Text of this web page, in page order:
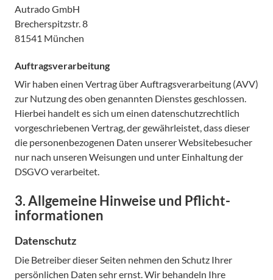
Autrado GmbH
Brecherspitzstr. 8
81541 München
Auftragsverarbeitung
Wir haben einen Vertrag über Auftragsverarbeitung (AVV)
zur Nutzung des oben genannten Dienstes geschlossen.
Hierbei handelt es sich um einen datenschutzrechtlich
vorgeschriebenen Vertrag, der gewährleistet, dass dieser
die personenbezogenen Daten unserer Websitebesucher
nur nach unseren Weisungen und unter Einhaltung der
DSGVO verarbeitet.
3. Allgemeine Hinweise und Pflicht­
informationen
Datenschutz
Die Betreiber dieser Seiten nehmen den Schutz Ihrer
persönlichen Daten sehr ernst. Wir behandeln Ihre